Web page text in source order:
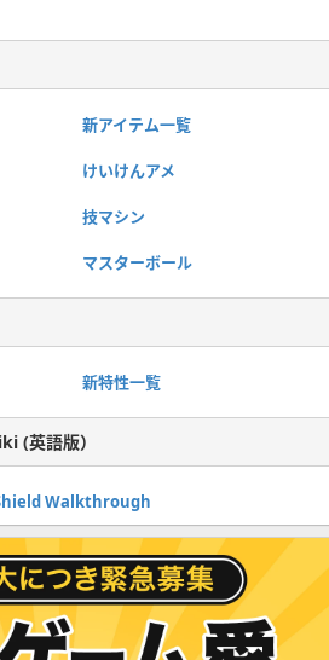
新アイテム一覧
けいけんアメ
技マシン
マスターボール
新特性一覧
(英語版）
Walkthrough